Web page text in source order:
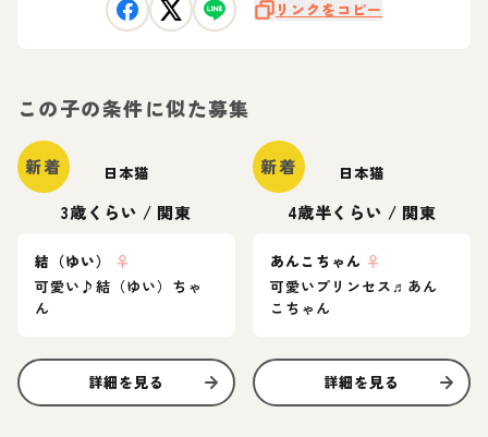
リンクをコピー
この子の条件に似た募集
新着 日本猫
3歳くらい / 関東
結（ゆい）
♀
可愛い♪結（ゆい）ちゃ
ん
詳細を見る
新着 日本猫
4歳半くらい / 関東
あんこちゃん ♀
可愛いプリンセス♬あん
こちゃん
詳細を見る